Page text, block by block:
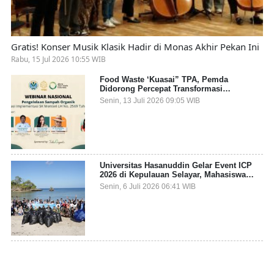
Gratis! Konser Musik Klasik Hadir di Monas Akhir Pekan Ini
Rabu, 15 Jul 2026 10:55 WIB
Food Waste ‘Kuasai” TPA, Pemda
Didorong Percepat Transformasi
Pengelolaan Sampah Organik dari Sumber
Senin, 13 Juli 2026 09:05 WIB
Universitas Hasanuddin Gelar Event ICP
2026 di Kepulauan Selayar, Mahasiswa
dari 27 Negara Jadi Partisipan
Senin, 6 Juli 2026 06:41 WIB